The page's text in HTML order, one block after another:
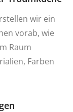
wir ein
vorab, wie
Raum
Farben